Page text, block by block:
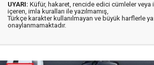
UYARI: Küfür, hakaret, rencide edici cümleler veya
içeren, imla kuralları ile yazılmamış,
Türkçe karakter kullanılmayan ve büyük harflerle
onaylanmamaktadır.